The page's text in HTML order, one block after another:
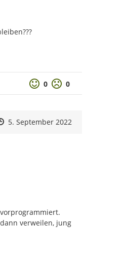
Positive Bewertung
0 Negative
0
Zeitpunkt des Erstellens
Zeitpunkt des Erstellens
5. September 2022Zur Äußerung
verweilen, jung